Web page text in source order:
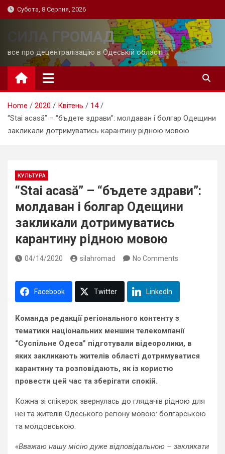
Skip
to
Субота, 8 Серпня, 2026
СИЛА ГРОМАД
все про децентралізацію в Одеській області
Home 2020 Квітень
14
“Stai acasă” – “бъдете здрави”: молдаван і болгар Одещини
закликали дотримуватись карантину рідною мовою
КУЛЬТУРА
“Stai acasă” – “бъдете здрави”:
молдаван і болгар Одещини
закликали дотримуватись
карантину рідною мовою
04/14/2020 silahromad No Comments
Facebook Twitter LinkedIn
Команда редакції регіонального контенту з
тематики національних меншин телекомпанії
“Суспільне Одеса” підготували відеоролики, в
яких закликають жителів області дотримуватися
карантину та розповідають, як із користю
провести цей час та зберігати спокій.
Кожна зі спікерок звернулась до глядачів рідною для
неї та жителів Одеського регіону мовою: болгарською
та молдовською.
«Вважаю нашу місію дуже відповідальною – закликати